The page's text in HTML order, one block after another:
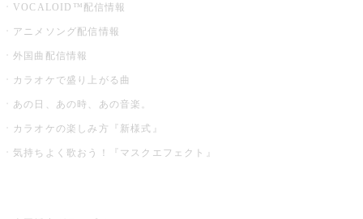
VOCALOID™配信情報
アニメソング配信情報
外国曲配信情報
カラオケで盛り上がる曲
あの日、あの時、あの音楽。
カラオケの楽しみ方『新様式』
気持ちよく歌おう！『マスクエフェクト』